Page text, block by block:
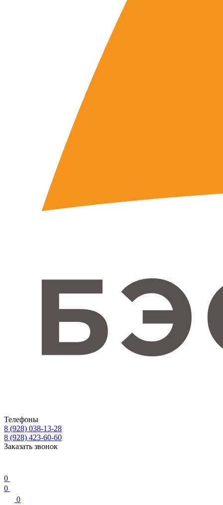
Телефоны
8 (928) 038-13-28
8 (928) 423-60-60
Заказать звонок
0
0
0